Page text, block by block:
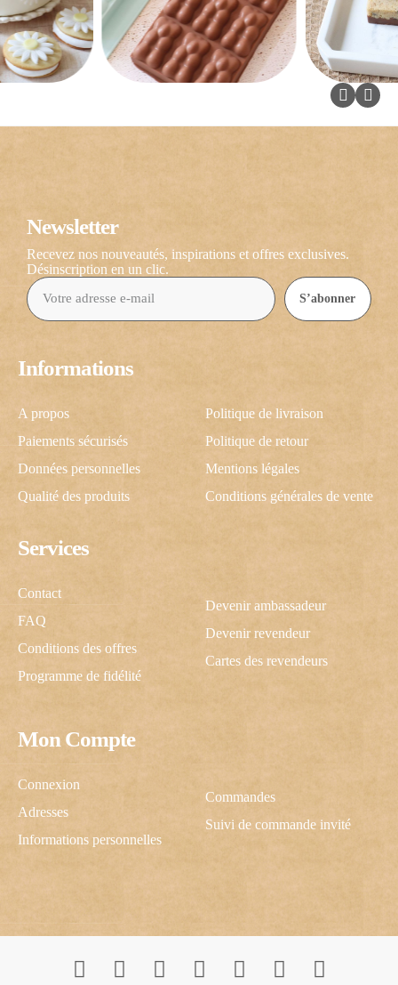
Mon Compte
Connexion
Adresses
Informations personnelles
Commandes
Suivi de commande invité
Services
Contact
FAQ
Conditions des offres
Programme de fidélité
Devenir ambassadeur
Devenir revendeur
Cartes des revendeurs
Informations
A propos
Paiements sécurisés
Données personnelles
Qualité des produits
Politique de livraison
Politique de retour
Mentions légales
Conditions générales de vente
Newsletter
Recevez nos nouveautés, inspirations et offres exclusives.
Désinscription en un clic.
S’abonner